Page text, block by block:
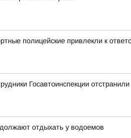
полицейские привлекли к
Госавтоинспекции
отдыхать у водоемов